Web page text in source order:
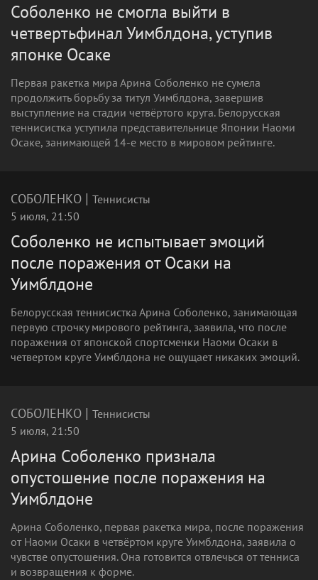
Соболенко не смогла выйти в
четвертьфинал Уимблдона, уступив
японке Осаке
Первая ракетка мира Арина Соболенко не сумела
продолжить борьбу за титул Уимблдона, завершив
выступление на стадии четвёртого круга. Белорусская
теннисистка уступила представительнице Японии Наоми
Осаке, занимающей 14-е место в мировом рейтинге.
СОБОЛЕНКО | Теннисисты
5 июля, 21:50
Соболенко не испытывает эмоций
после поражения от Осаки на
Уимблдоне
Белорусская теннисистка Арина Соболенко, занимающая
первую строчку мирового рейтинга, заявила, что после
поражения от японской спортсменки Наоми Осаки в
четвертом круге Уимблдона не ощущает никаких эмоций.
СОБОЛЕНКО | Теннисисты
5 июля, 21:50
Арина Соболенко признала
опустошение после поражения на
Уимблдоне
Арина Соболенко, первая ракетка мира, после поражения
от Наоми Осаки в четвёртом круге Уимблдона, заявила о
чувстве опустошения. Она готовится отвлечься от тенниса
и возвращения к форме.